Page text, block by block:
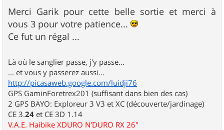
s
s
a
g
e
Merci Garik pour cette belle sortie et merci à
vous 3 pour votre patience...
Ce fut un régal ...
Là où le sanglier passe, j'y passe...
... et vous y passerez aussi...
http://picasaweb.google.com/luidji76
GPS GaminForetrex201 (suffisant dans bien des cas)
2 GPS BAYO: Exploreur 3 V3 et XC (découverte/jardinage)
CE 3.24 et CE 3D 1.14
V.A.E. Haibike XDURO N'DURO RX 26"